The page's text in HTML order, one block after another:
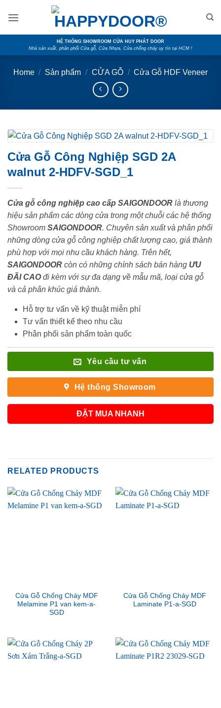
HỆ THỐNG SHOWROOM CỬA HUY PHÁT DOOR
Nhà sản xuất, phân phối Cửa gỗ, Cửa Nhựa, Cửa chống cháy uy tín tại HCM !
Home / Sản phẩm / CỬA GỖ / Cửa Gỗ HDF Veneer
Cửa Gỗ Công Nghiệp SGD 2A
walnut 2-HDFV-SGD_1
Cửa gỗ công nghiệp cao cấp SAIGONDOOR là thương
hiệu sản phẩm các dòng cửa trong một chuỗi các hệ thống
Showroom SAIGONDOOR. Chuyên sản xuất và phân phối
những dòng cửa gỗ công nghiệp chất lượng cao, giá thành
phù hợp với mọi nhu cầu khách hàng. Trên hết,
SAIGONDOOR còn có những chính sách bán hàng ƯU
ĐÃI CAOđi kèm với sự đa dạng về mẫu mã, loại cửa gỗ
và cả phân khúc giá thành.
Hỗ trợ tư vấn về kỹ thuật miễn phí
Tư vấn thiết kế theo nhu cầu
Phân phối sản phẩm toàn quốc
Yêu cầu tư vấn
Hệ thống Showroom
ĐẶT MUA NHANH
RELATED PRODUCTS
Cửa Gỗ Chống Cháy MDF
Melamine P1 van kem-a-
SGD
Cửa Gỗ Chống Cháy MDF
Laminate P1-a-SGD